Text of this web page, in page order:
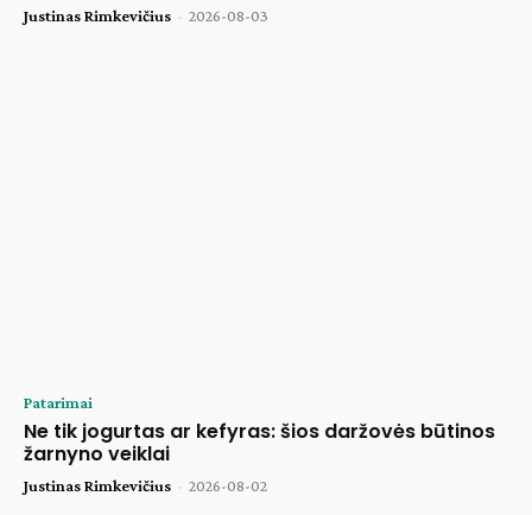
Justinas Rimkevičius - 2026-08-03
Patarimai
Ne tik jogurtas ar kefyras: šios daržovės būtinos
žarnyno veiklai
Justinas Rimkevičius - 2026-08-02